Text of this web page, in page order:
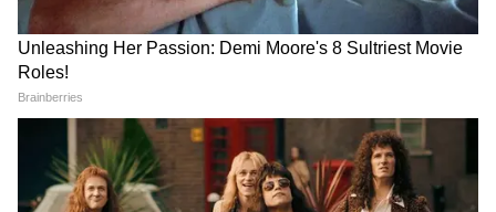
LATEST VIDEOS